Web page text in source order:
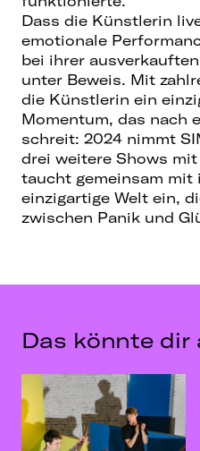
Dass die Künstlerin
emotionale
bei ihrer
unter Beweis. Mit
die Künstlerin ein
Momentum, das nach
schreit: 2024 nimmt
drei weitere Shows
taucht gemeinsam mit
einzigartige Welt ein,
zwischen Panik und
Das könnte dir